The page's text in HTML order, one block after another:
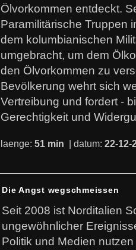
Ölvorkommen entdeckt.
Paramilitärische Truppen
dem kolumbianischen
umgebracht, um dem
den Ölvorkommen zu
Bevölkerung wehrt sich
Vertreibung und fordert -
Gerechtigkeit und
laenge: 51 min | datum: 22-12-
Die Angst wegschmeissen
Seit 2008 ist Norditalien
ungewöhnlicher
Politik und Medien